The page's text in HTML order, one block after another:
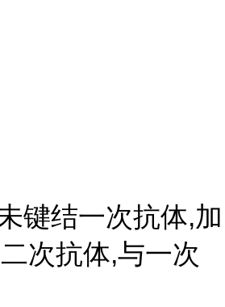
键结一次抗体,加
次抗体,与一次